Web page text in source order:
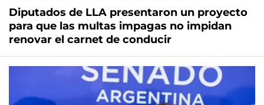
Diputados de LLA presentaron un proyecto
para que las multas impagas no impidan
renovar el carnet de conducir